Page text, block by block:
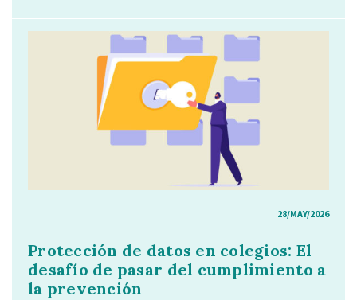
28/MAY/2026
Protección de datos en colegios: El
desafío de pasar del cumplimiento a
la prevención